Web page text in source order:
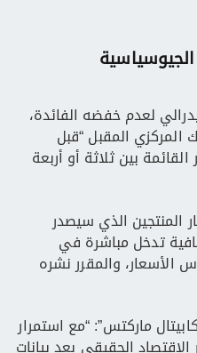
لعدم خفضه الفائدة،
المقبل “قبل
بين ثلاثة أو أربعة
المنتجين الذي سيصدر
تدخل مباشرة في
الأسعار، والمقرر نشره
ماركتس”: “مع استمرار
الحقيقي بعد بيانات